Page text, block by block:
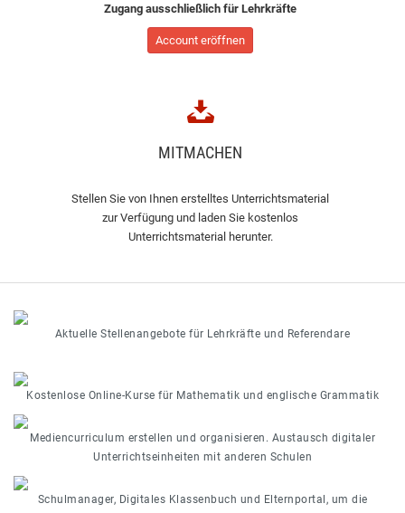
Zugang ausschließlich für Lehrkräfte
Account eröffnen
MITMACHEN
Stellen Sie von Ihnen erstelltes Unterrichtsmaterial
zur Verfügung und laden Sie kostenlos
Unterrichtsmaterial herunter.
Aktuelle Stellenangebote für Lehrkräfte und Referendare
Kostenlose Online-Kurse für Mathematik und englische Grammatik
Mediencurriculum erstellen und organisieren. Austausch digitaler
Unterrichtseinheiten mit anderen Schulen
Schulmanager, Digitales Klassenbuch und Elternportal, um die